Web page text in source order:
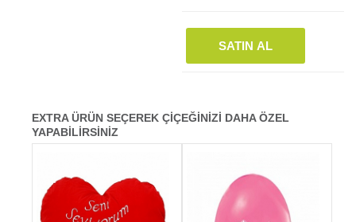
SATIN AL
EXTRA ÜRÜN SEÇEREK ÇİÇEĞİNİZİ DAHA ÖZEL
YAPABİLİRSİNİZ